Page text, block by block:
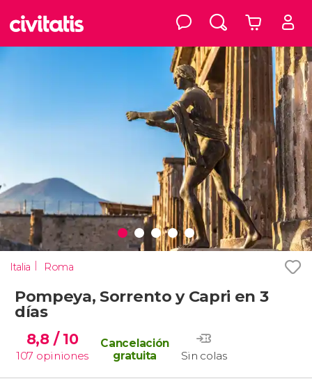
Italia Roma
Pompeya, Sorrento y Capri en 3
días
8,8 / 10
107 opiniones Sin colas
Cancelación
gratuita